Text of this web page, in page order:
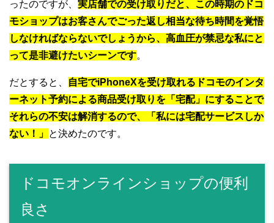
ったのですが、 実店舗での受け取りだと、この時期のドコ
モショップはお客さんでごった返し相当な待ち時間を覚悟
しなければならないでしょうから、高血圧が禁忌な私にと
って是非避けたいシーンです。
だとすると、
自宅でiPhoneXを受け取れるドコモのインタ
ーネット予約による商品受け取りを「宅配」にすることで
それらの不安は解消するので、「私には宅配サービスしか
ない！」 と決めたのです。
ドコモオンラインショップの便利
良さ